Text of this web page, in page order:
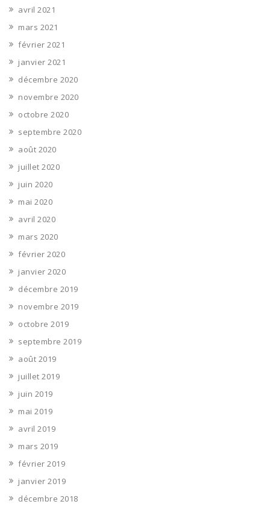
avril 2021
mars 2021
février 2021
janvier 2021
décembre 2020
novembre 2020
octobre 2020
septembre 2020
août 2020
juillet 2020
juin 2020
mai 2020
avril 2020
mars 2020
février 2020
janvier 2020
décembre 2019
novembre 2019
octobre 2019
septembre 2019
août 2019
juillet 2019
juin 2019
mai 2019
avril 2019
mars 2019
février 2019
janvier 2019
décembre 2018